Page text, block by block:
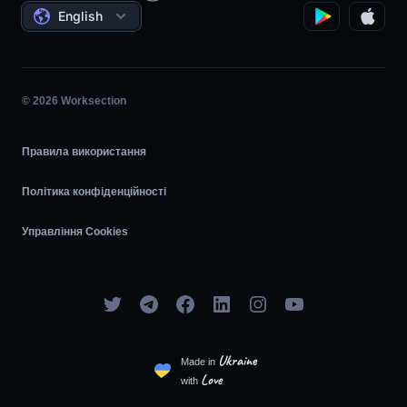
Погодинка
Угоди
English
© 2026 Worksection
Правила використання
Політика конфіденційності
Управління Cookies
Made in Ukraine
with Love